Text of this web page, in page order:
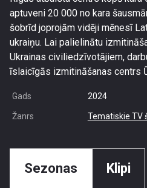
aptuveni 20 000 no kara
šobrīd joprojām vidēji mēnesī
ukraiņu. Lai palielinātu
Ukrainas civiliedzīvotājiem,
īslaicīgās izmitināšanas centrs
Gads 2024
Žanrs Tematiskie TV
Sezonas Klipi